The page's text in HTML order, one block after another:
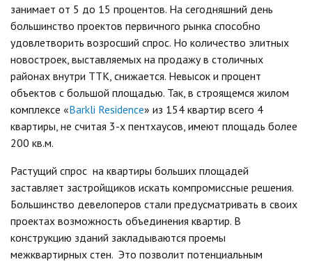
занимает от 5 до 15 процентов. На сегодняшний день
большинство проектов первичного рынка способно
удовлетворить возросший спрос. Но количество элитных
новостроек, выставляемых на продажу в столичных
районах внутри ТТК, снижается. Невысок и процент
объектов с большой площадью. Так, в строящемся жилом
комплексе «Barkli Residence» из 154 квартир всего 4
квартиры, не считая 3-х пентхаусов, имеют площадь более
200 кв.м.
Растущий спрос на квартиры больших площадей
заставляет застройщиков искать компромиссные решения.
Большинство девелоперов стали предусматривать в своих
проектах возможность объединения квартир. В
конструкцию зданий закладываются проемы
межквартирных стен. Это позволит потенциальным